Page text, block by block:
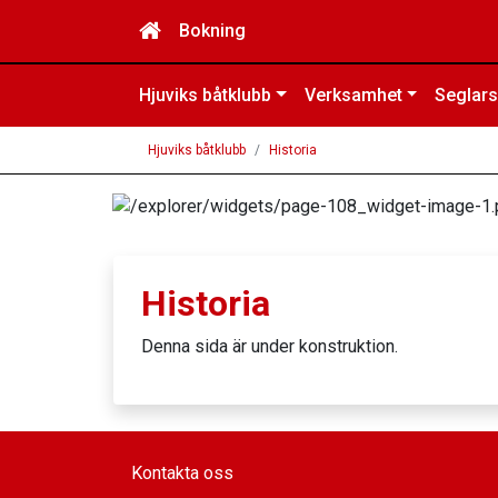
Bokning
Hjuviks båtklubb Verksamhet
Hjuviks båtklubb Historia
Historia
Denna sida är under konstruktion.
Kontakta oss